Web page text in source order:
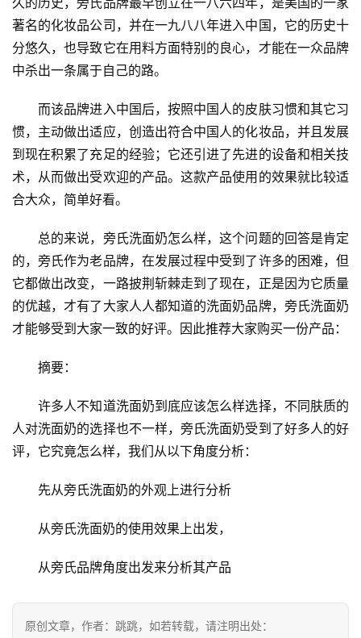
投
稿
每
著名的化妆品公司，并在一九八八年进入中国，它的历史十
分悠久，也导致它在用料方面特别的良心，才能在一众品牌
中杀出一条属于自己的路。
而该品牌进入中国后，按照中国人的皮肤习惯和其它习
惯，主动做出适应，创造出符合中国人的化妆品，并且发展
到现在积累了充足的经验；它还引进了先进的设备和相关技
术，从而做出受欢迎的产品。这款产品使用的效果就比较适
合大众，简单好看。
总的来说，旁氏洗面奶怎么样，这个问题的回答是肯定
的，旁氏作为老品牌，在发展过程中受到了许多的困难，但
它都做出改变，一路披荆斩棘走到了现在，正是因为它质量
的优越，才有了大家人人都知道的洗面奶品牌，旁氏洗面奶
才能够受到大家一致的好评。因此推荐大家购买一份产品：
摘要：
许多人不知道洗面奶到底应该怎么样选择，不同肤质的
人对洗面奶的选择也不一样，旁氏洗面奶受到了好多人的好
评，它究竟怎么样，我们从以下角度分析：
先从旁氏洗面奶的外观上进行分析
从旁氏洗面奶的使用效果上出发，
从旁氏品牌角度出发来分析其产品
原创文章，作者：跳跳，如若转载，请注明出处：